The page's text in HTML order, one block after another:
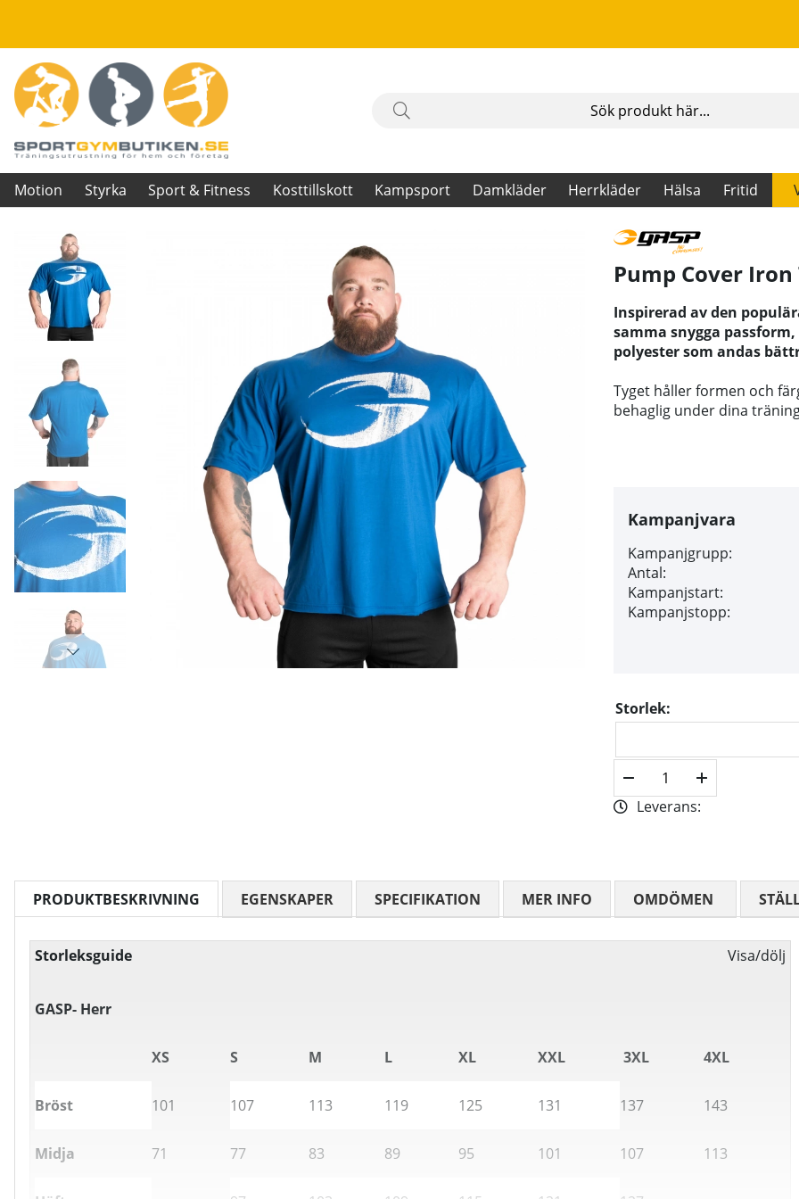
Motion Styrka Sport & Fitness Kosttillskott Kampsport Damkläder Herrkläder Hälsa Fritid
Produktbilder Pump Cover Iron Tee, cobalt blue
Pump Cover
Inspirerad av den
samma snygga
polyester som andas
Tyget håller formen och
behaglig under dina
Kampanjvara
Kampanjgrupp:
Antal:
Kampanjstart:
Kampanjstopp:
Storlek:
Leverans:
PRODUKTBESKRIVNING
Storleksguide Visa/dölj
GASP- Herr
XS S M L XL XXL 3XL 4XL
Bröst 101 107 113 119 125 131 137 143
Midja 71 77 83 89 95 101 107 113
EGENSKAPER SPECIFIKATION MER INFO OMDÖMEN